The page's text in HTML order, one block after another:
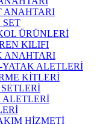
ANAHTARI
SET
ÜRÜNLERİ
KILIFI
ANAHTARI
YATAK ALETLERİ
KİTLERİ
ALETLERİ
HİZMETİ